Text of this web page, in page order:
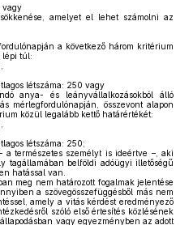
vagy
amelyet el lehet számolni az
a következő három kritérium
lépi túl:
létszáma: 250 vagy
anya- és leányvállalkozásokból álló
mérlegfordulónapján, összevont alapon
közül legalább kettő határértékét:
létszáma: 250;
természetes személyt is ideértve –, aki
tagállamában belföldi adóügyi illetőségű
hatással van.
meg nem határozott fogalmak jelentése
a szövegösszefüggésből más nem
amely a vitás kérdést eredményező
szóló első értesítés közlésének
vagy egyezményben az adott